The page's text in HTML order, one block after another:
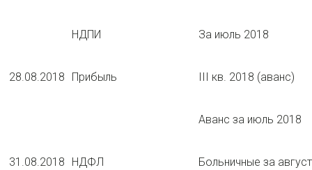
НДПИ За июль 2018
28.08.2018 Прибыль III кв. 2018 (аванс)
Аванс за июль 2018
31.08.2018 НДФЛ Больничные за